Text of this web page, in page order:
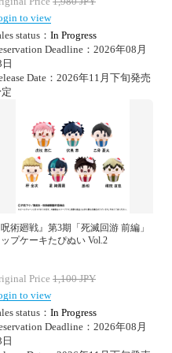
to view
status： In Progress
Deadline：2026年08月
Date：2026年11月下旬発売
呪術廻戦』第3期「死滅回游 前編」
プケーキたぴぬい Vol.2
Price 1,100JPY
to view
status： In Progress
Deadline：2026年08月